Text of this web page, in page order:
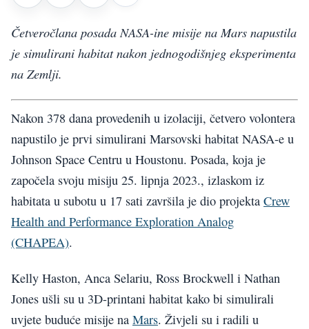
Četveročlana posada NASA-ine misije na Mars napustila
je simulirani habitat nakon jednogodišnjeg eksperimenta
na Zemlji.
Nakon 378 dana provedenih u izolaciji, četvero volontera
napustilo je prvi simulirani Marsovski habitat NASA-e u
Johnson Space Centru u Houstonu. Posada, koja je
započela svoju misiju 25. lipnja 2023., izlaskom iz
habitata u subotu u 17 sati završila je dio projekta Crew
Health and Performance Exploration Analog
(CHAPEA).
Kelly Haston, Anca Selariu, Ross Brockwell i Nathan
Jones ušli su u 3D-printani habitat kako bi simulirali
uvjete buduće misije na Mars. Živjeli su i radili u